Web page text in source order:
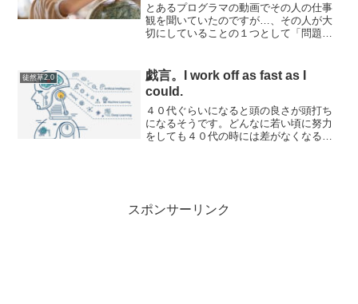
とあるプログラマの動画でその人の仕事
観を聞いていたのですが…、その人が大
切にしていることの１つとして「問題は
は思い出したりする時間も掛かかりま
す。だから今すぐ解決できる...
徒然草2.0
戯言。I work off as fast as I
could.
４０代ぐらいになると頭の良さが頭打ち
になるそうです。どんなに若い頃に努力
をしても４０代の時には差がなくなるそ
スポンサーリンク